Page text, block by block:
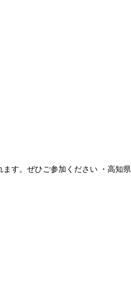
ます。ぜひご参加ください ・高知県